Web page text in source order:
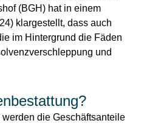
(BGH) hat in einem
klargestellt, dass auch
im Hintergrund die Fäden
und
die Geschäftsanteile